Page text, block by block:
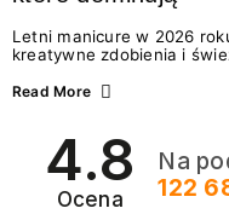
Letni manicure w 2026
kreatywne zdobienia i
zarówno energetycznych
2026? Znajdź inspirację
Read More
4.8
Ocena
Na
122